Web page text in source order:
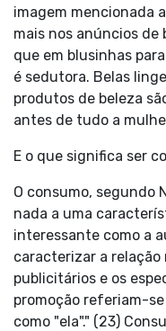
imagem mencionada
mais nos anúncios de
que em blusinhas
é sedutora. Belas
produtos de beleza
antes de tudo a
E o que significa ser
O consumo, segundo
nada a uma
interessante como a
caracterizar a
publicitários e os
promoção referiam-
como "ela"." (23)